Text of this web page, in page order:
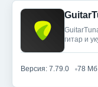
гитар и
Версия: 7.79.0 78 Мб